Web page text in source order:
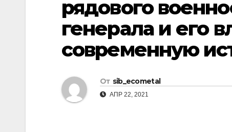
рядового
генерала и его
современную
От sib_ecometal
АПР 22, 2021